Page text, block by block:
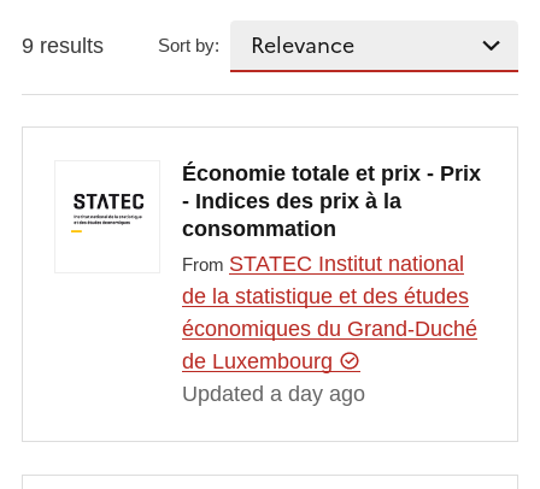
9 results Sort by:
Économie totale et prix - Prix
- Indices des prix à la
consommation
From STATEC Institut national
de la statistique et des études
économiques du Grand-Duché
de Luxembourg
Updated a day ago